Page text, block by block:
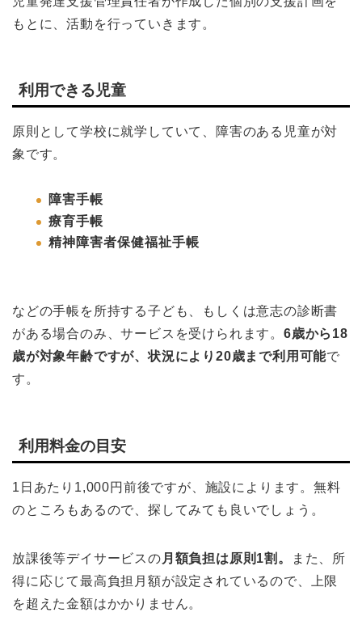
もとに、活動を行っていきます。
利用できる児童
原則として学校に就学していて、障害のある児童が対
象です。
障害手帳
療育手帳
精神障害者保健福祉手帳
などの手帳を所持する子ども、もしくは意志の診断書
がある場合のみ、サービスを受けられます。 6歳から18
歳が対象年齢ですが、状況により20歳まで利用可能で
す。
利用料金の目安
1日あたり1,000円前後ですが、施設によります。無料
のところもあるので、探してみても良いでしょう。
放課後等デイサービスの 月額負担は原則1割。
また、所
得に応じて最高負担月額が設定されているので、上限
を超えた金額はかかりません。